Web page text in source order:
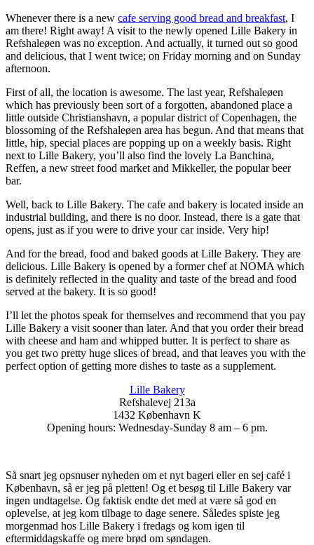
Whenever there is a new cafe serving good bread and breakfast, I
am there! Right away! A visit to the newly opened Lille Bakery in
Refshaleøen was no exception. And actually, it turned out so good
and delicious, that I went twice; on Friday morning and on Sunday
afternoon.
First of all, the location is awesome. The last year, Refshaleøen
which has previously been sort of a forgotten, abandoned place a
little outside Christianshavn, a popular district of Copenhagen, the
blossoming of the Refshaleøen area has begun. And that means that
little, hip, special places are popping up on a weekly basis. Right
next to Lille Bakery, you’ll also find the lovely La Banchina,
Reffen, a new street food market and Mikkeller, the popular beer
bar.
Well, back to Lille Bakery. The cafe and bakery is located inside an
industrial building, and there is no door. Instead, there is a gate that
opens, just as if you were to drive your car inside. Very hip!
And for the bread, food and baked goods at Lille Bakery. They are
delicious. Lille Bakery is opened by a former chef at NOMA which
is definitely reflected in the quality and taste of the bread and food
served at the bakery. It is so good!
I’ll let the photos speak for themselves and recommend that you pay
Lille Bakery a visit sooner than later. And that you order their bread
with cheese and ham and whipped butter. It is perfect to share as
you get two pretty huge slices of bread, and that leaves you with the
perfect option of getting more dishes to taste as a supplement.
Lille Bakery
Refshalevej 213a
1432 København K
Opening hours: Wednesday-Sunday 8 am – 6 pm.
Så snart jeg opsnuser nyheden om et nyt bageri eller en sej café i
København, så er jeg på pletten! Og et besøg til Lille Bakery var
ingen undtagelse. Og faktisk endte det med at være så god en
oplevelse, at jeg kom tilbage to dage senere. Således spiste jeg
morgenmad hos Lille Bakery i fredags og kom igen til
eftermiddagskaffe og mere brød om søndagen.